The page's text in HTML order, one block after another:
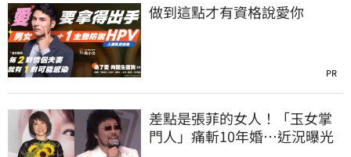
做到這點才有資格說愛你
PR
差點是張菲的女人！「玉女掌
門人」痛斬10年婚…近況曝光